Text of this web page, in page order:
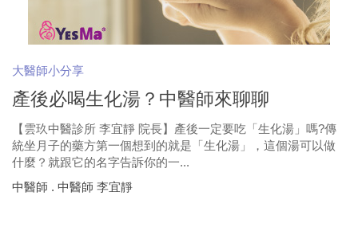
大醫師小分享
產後必喝生化湯？中醫師來聊聊
【雲玖中醫診所 李宜靜 院長】產後一定要吃「生化湯」嗎?傳
統坐月子的藥方第一個想到的就是「生化湯」，這個湯可以做
什麼？就跟它的名字告訴你的一...
中醫師 . 中醫師 李宜靜